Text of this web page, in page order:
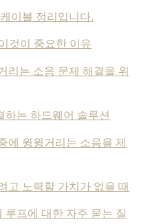
이블 정리입니다.
것이 중요한 이유
리는 소음 문제 해결을 위
하는 하드웨어 솔루션
에 윙윙거리는 소음을 제
고 노력할 가치가 없을 때
루프에 대한 자주 묻는 질